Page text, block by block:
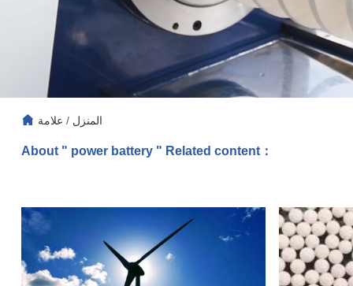
المنزل / علامة
About " power battery " Related content：